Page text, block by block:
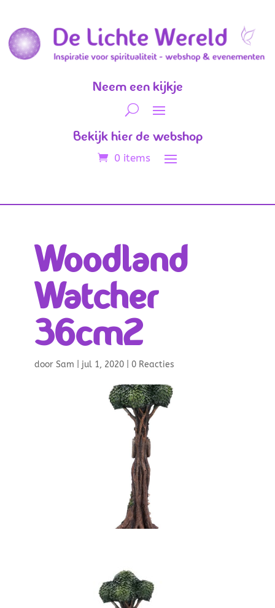
Neem een kijkje
Bekijk hier de webshop
0 items
Woodland
Watcher
36cm2
door Sam jul 1, 2020| 0 Reacties